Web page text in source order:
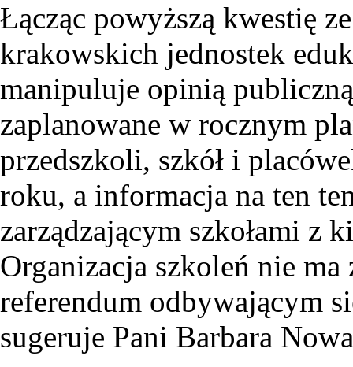
Łącząc powyższą kwestię
krakowskich jednostek
manipuluje opinią
zaplanowane w rocznym
przedszkoli, szkół i
roku, a informacja na ten
zarządzającym szkołami z
Organizacja szkoleń nie
referendum odbywającym
sugeruje Pani Barbara